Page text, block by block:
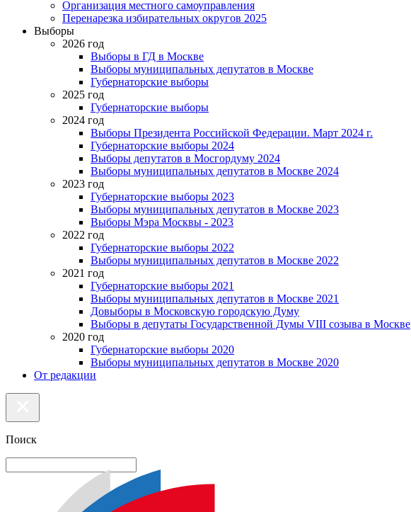
Организация местного самоуправления
Перенарезка избирательных округов 2025
Выборы
2026 год
Выборы в ГД в Москве
Выборы муниципальных депутатов в Москве
Губернаторские выборы
2025 год
Губернаторские выборы
2024 год
Выборы Президента Российской Федерации. Март 2024 г.
Губернаторские выборы 2024
Выборы депутатов в Мосгордуму 2024
Выборы муниципальных депутатов в Москве 2024
2023 год
Губернаторские выборы 2023
Выборы муниципальных депутатов в Москве 2023
Выборы Мэра Москвы - 2023
2022 год
Губернаторские выборы 2022
Выборы муниципальных депутатов в Москве 2022
2021 год
Губернаторские выборы 2021
Выборы муниципальных депутатов в Москве 2021
Довыборы в Московскую городскую Думу
Выборы в депутаты Государственной Думы VIII созыва в Москве
2020 год
Губернаторские выборы 2020
Выборы муниципальных депутатов в Москве 2020
От редакции
Поиск